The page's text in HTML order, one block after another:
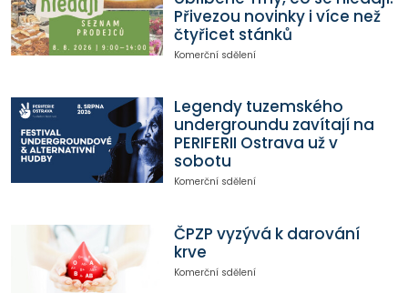
Přivezou novinky i více než
čtyřicet stánků
Komerční sdělení
Legendy tuzemského
undergroundu zavítají na
PERIFERII Ostrava už v
sobotu
Komerční sdělení
ČPZP vyzývá k darování
krve
Komerční sdělení